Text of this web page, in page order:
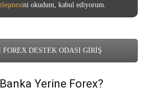
ni okudum, kabul ediyorum.
FOREX DESTEK ODASI GİRİŞ
Yerine Forex?